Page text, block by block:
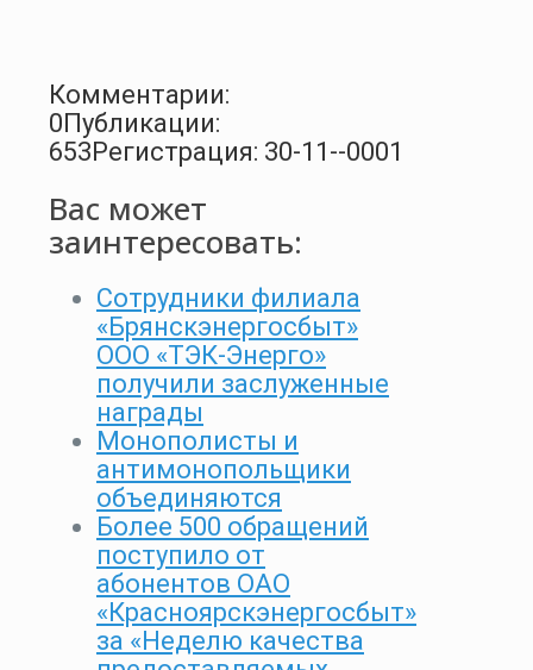
Комментарии:
0Публикации:
653Регистрация: 30-11--0001
Вас может
заинтересовать:
Сотрудники филиала
«Брянскэнергосбыт»
ООО «ТЭК-Энерго»
получили заслуженные
награды
Монополисты и
антимонопольщики
объединяются
Более 500 обращений
поступило от
абонентов ОАО
«Красноярскэнергосбыт»
за «Неделю качества